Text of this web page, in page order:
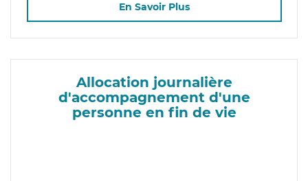
En Savoir Plus
Allocation journalière
d'accompagnement d'une
personne en fin de vie